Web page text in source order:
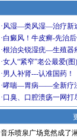
音乐喷泉广场竟然成了